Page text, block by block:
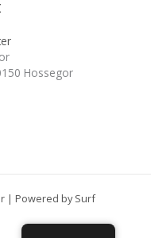
Hossegor
| Powered by Surf